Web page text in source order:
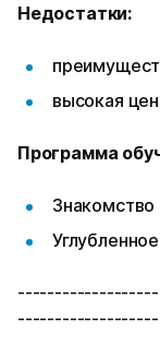
Недостатки:
высокая
Программа
Знакомство